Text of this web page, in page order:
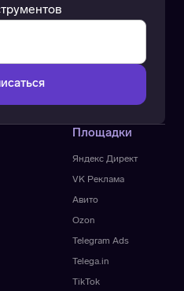
Яндекс Директ
VK Реклама
Площадки
Авито
Ozon
Telegram Ads
Telega.in
TikTok